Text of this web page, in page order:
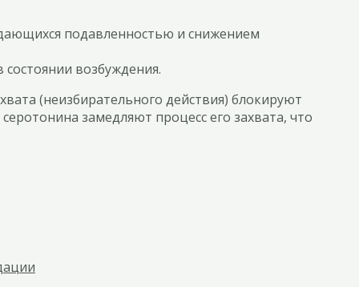
подавленностью и снижением
возбуждения.
(неизбирательного действия) блокируют
замедляют процесс его захвата, что